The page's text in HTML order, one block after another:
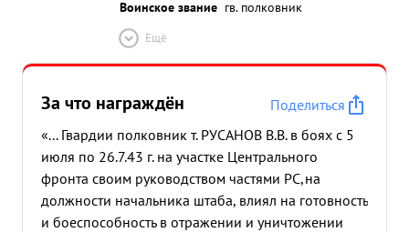
Воинское звание гв. полковник
Ещё
За что награждён
Поделиться
«... Гвардии полковник т. РУСАНОВ В.В. в боях с 5
июля по 26.7.43 г. на участке Центрального
фронта своим руководством частями РС,на
должности начальника штаба, влиял на готовность
и боеспособность в отражении и уничтожении